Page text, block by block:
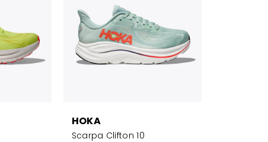
HOKA
Scarpa Clifton 10